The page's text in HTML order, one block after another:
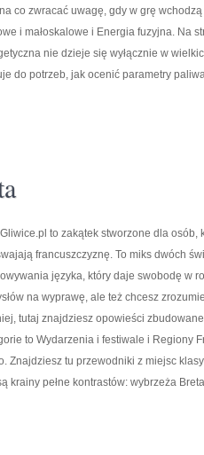
co zwracać uwagę, gdy w grę
i małoskalowe i Energia fuzyjna. Na
nie dzieje się wyłącznie w
do potrzeb, jak ocenić parametry
to zakątek stworzone dla
francuszczyznę. To miks dwóch
języka, który daje swobodę w
na wyprawę, ale też chcesz
tutaj znajdziesz opowieści
to Wydarzenia i festiwale i Regiony
Znajdziesz tu przewodniki z miejsc
krainy pełne kontrastów: wybrzeża